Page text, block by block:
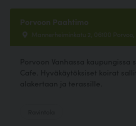
Porvoon Paahtimo
Mannerheiminkatu 2, 06100 Porvoo,
Porvoon Vanhassa kaupungissa
Cafe. Hyväkäytöksiset koirat
alakertaan ja terassille.